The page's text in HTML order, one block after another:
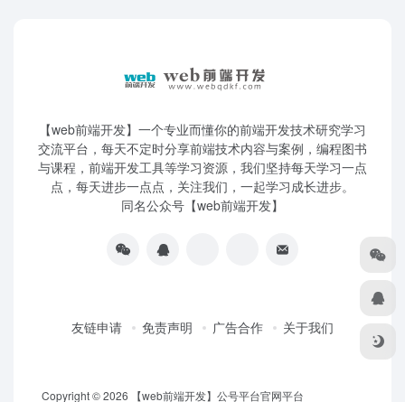
【web前端开发】一个专业而懂你的前端开发技术研究学习
交流平台，每天不定时分享前端技术内容与案例，编程图书
与课程，前端开发工具等学习资源，我们坚持每天学习一点
点，每天进步一点点，关注我们，一起学习成长进步。
同名公众号【web前端开发】
友链申请 免责声明 广告合作 关于我们
Copyright © 2026 【web前端开发】公号平台官网平台